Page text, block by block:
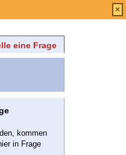
eine Frage
kommen
in Frage
×